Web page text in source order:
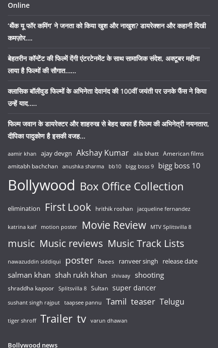
Online
‘थैंक यू फॉर कमिंग’ ने जनता को किया खुश और नाखुश? डायरेक्शन और कहानी दिखी
कमज़ोर….
बेहतरीन कॉन्टेंट की फिल्में देंगी एंटरटेनमेंट के साथ सामाजिक संदेश, अक्टूबर महीना
लाया है फिल्मों की सौगात……
क्लासिक बॉलीवुड फिल्मों के अभिनेता देवानंद की 100वीं जयंती पर उनके फैंस ने किया
उन्हें याद…..
फिल्म जवान के डायरेक्टर और शाहरुख से बेहद खफा हैं फिल्म की अभिनेत्री नयनतारा,
दीपिका पादुकोण है इसकी वजह…
aamir khan ajay devgn Akshay Kumar alia bhatt American films
amitabh bachchan anushka sharma bb10 bigg boss 9 bigg boss 10
Bollywood Box Office Collection
elimination First Look hrithik roshan jacqueline fernandez
katrina kaif motion poster Movie Review MTV Splitsvilla 8
music Music reviews Music Track Lists
nawazuddin siddiqui poster Raees ranveer singh release date
salman khan shah rukh khan shivaay shooting
shraddha kapoor Splitsvilla 8 Sultan super dancer
sushant singh rajput taapsee pannu Tamil teaser Telugu
tiger shroff Trailer tv varun dhawan
Bollywood news